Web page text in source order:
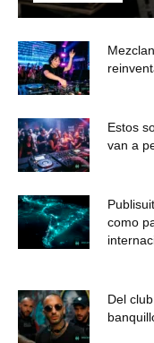
Estos
van a
como
Del